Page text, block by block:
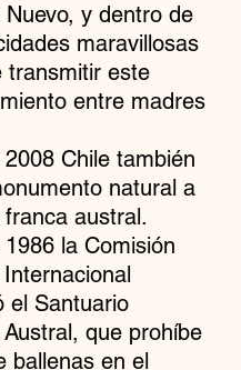
Nuevo, y dentro de
maravillosas
transmitir este
entre madres
Chile también
natural a
austral.
la Comisión
el Santuario
que prohíbe
ballenas en el